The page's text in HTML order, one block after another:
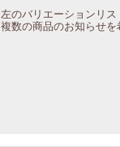
左のバリエーションリス
複数の商品のお知らせを